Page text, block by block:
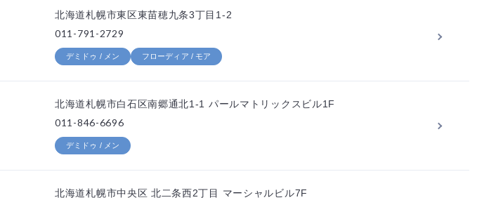
北海道札幌市東区東苗穂九条3丁目1-2
011-791-2729
デミドゥ / メン フローディア / モア
北海道札幌市白石区南郷通北1-1 パールマトリックスビル1F
011-846-6696
デミドゥ / メン
北海道札幌市中央区 北二条西2丁目 マーシャルビル7F